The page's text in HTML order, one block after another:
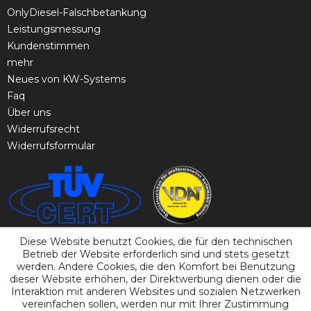
OnlyDiesel-Falschbetankung
Leistungsmessung
Kundenstimmen
mehr
Neues von KW-Systems
Faq
Über uns
Widerrufsrecht
Widerrufsformular
Diese Website benutzt Cookies, die für den technischen
Betrieb der Website erforderlich sind und stets gesetzt
werden. Andere Cookies, die den Komfort bei Benutzung
dieser Website erhöhen, der Direktwerbung dienen oder die
Interaktion mit anderen Websites und sozialen Netzwerken
vereinfachen sollen, werden nur mit Ihrer Zustimmung